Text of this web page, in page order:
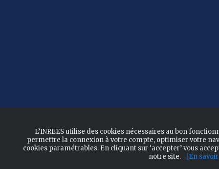
L’INREES utilise des cookies nécessaires au bon
permettre la connexion à votre compte, optimiser votre
cookies paramétrables. En cliquant sur ‘accepter’ vous
notre site.
[En